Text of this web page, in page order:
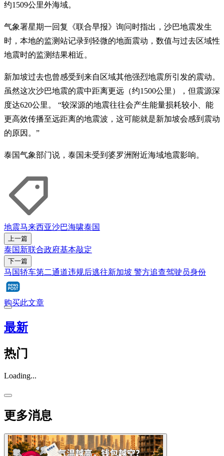
约1509公里外海域。
气象署星期一回复《联合早报》询问时指出，沙巴地震发生
时，本地的监测站记录到轻微的地面震动，数值与过去区域性
地震时的监测结果相近。
新加坡过去也曾感受到来自区域其他强烈地震所引发的震动。
虽然这次沙巴地震的震中距离更远（约1500公里），但震源深
度达620公里。 “较深源的地震往往会产生能量损耗较小、能
更高效传播至远距离的地震波，这可能就是新加坡会感到震动
的原因。”
泰国气象部门说，泰国未受到婆罗洲附近海域地震影响。
地震马来西亚沙巴海啸泰国
上一篇
泰国新联合政府基本敲定
下一篇
马国轿车第二通道违规后逃往新加坡 警方追查驾驶员身份
购买此文章
最新
热门
Loading...
更多消息